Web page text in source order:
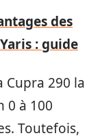
des
: guide
Cupra 290 la
0 à 100
Toutefois,